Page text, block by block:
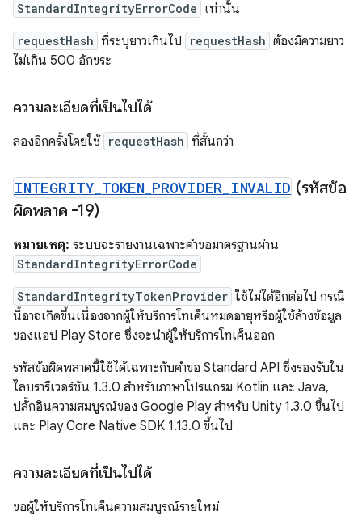
StandardIntegrityErrorCode เท่านั้น
requestHash ที่ระบุยาวเกินไป requestHash ต้องมีความยาว
ไม่เกิน 500 อักขระ
ความละเอียดที่เป็นไปได้
ลองอีกครั้งโดยใช้ requestHash ที่สั้นกว่า
INTEGRITY_ TOKEN PROVIDER INVALID (รหัสข้อ
ผิดพลาด -19)
หมายเหตุ: ระบบจะรายงานเฉพาะคำขอมาตรฐานผ่าน
StandardIntegrityErrorCode
StandardIntegrityTokenProvider ใช้ไม่ได้อีกต่อไป กรณี
นี้อาจเกิดขึ้นเนื่องจากผู้ให้บริการโทเค็นหมดอายุหรือผู้ใช้ล้างข้อมูล
ของแอป Play Store ซึ่งจะนำผู้ให้บริการโทเค็นออก
รหัสข้อผิดพลาดนี้ใช้ได้เฉพาะกับคำขอ Standard API ซึ่งรองรับใน
ไลบรารีเวอร์ชัน 1.3.0 สำหรับภาษาโปรแกรม Kotlin และ Java,
ปลั๊กอินความสมบูรณ์ของ Google Play สำหรับ Unity 1.3.0 ขึ้นไป
และ Play Core Native SDK 1.13.0 ขึ้นไป
ความละเอียดที่เป็นไปได้
ขอผู้ให้บริการโทเค็นความสมบูรณ์รายใหม่